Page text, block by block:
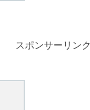
スポンサーリンク